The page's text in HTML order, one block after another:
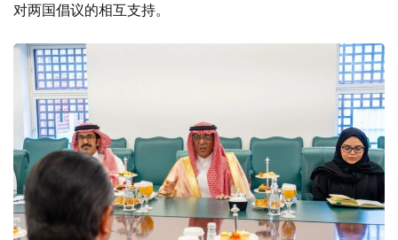
对两国倡议的相互支持。